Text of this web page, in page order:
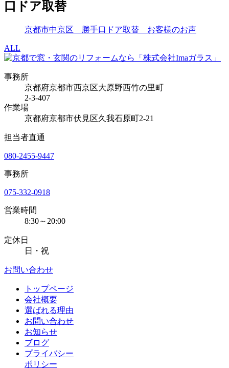
口ドア取替
京都市中京区 勝手口ドア取替 お客様のお声
ALL
事務所
京都府京都市西京区大原野西竹の里町
2-3-407
作業場
京都府京都市伏見区久我石原町2-21
担当者直通
080-2455-9447
事務所
075-332-0918
営業時間
8:30～20:00
定休日
日・祝
お問い合わせ
トップページ
会社概要
選ばれる理由
お問い合わせ
お知らせ
ブログ
プライバシー
ポリシー